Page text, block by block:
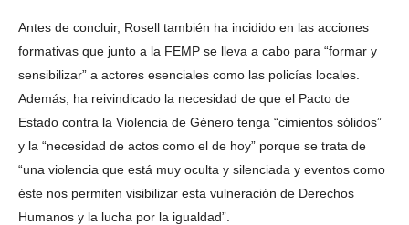
Antes de concluir, Rosell también ha incidido en las acciones
formativas que junto a la FEMP se lleva a cabo para “formar y
sensibilizar” a actores esenciales como las policías locales.
Además, ha reivindicado la necesidad de que el Pacto de
Estado contra la Violencia de Género tenga “cimientos sólidos”
y la “necesidad de actos como el de hoy” porque se trata de
“una violencia que está muy oculta y silenciada y eventos como
éste nos permiten visibilizar esta vulneración de Derechos
Humanos y la lucha por la igualdad”.